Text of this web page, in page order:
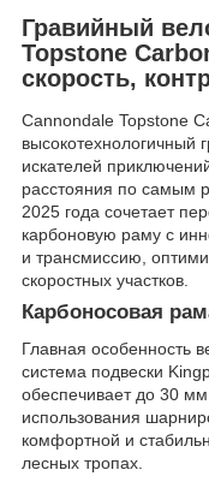
Гравийный
Topstone
скорость,
Cannondale Topstone
высокотехнологичный
искателей
расстояния по самым
2025 года сочетает
карбоновую раму с
и трансмиссию,
скоростных участков.
Карбоносовая
Главная особенность
система подвески
обеспечивает до 30 мм
использования
комфортной и
лесных тропах.